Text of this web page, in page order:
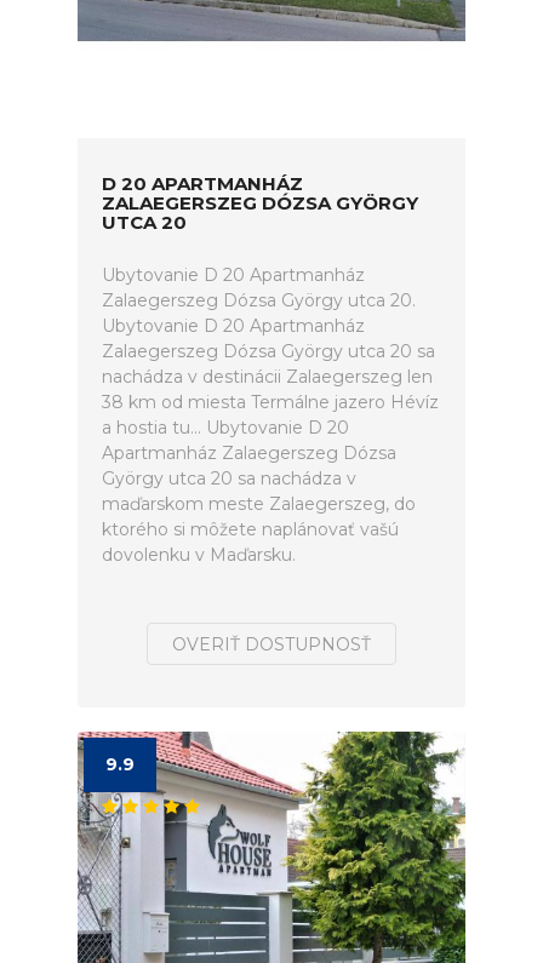
D 20 APARTMANHÁZ
ZALAEGERSZEG DÓZSA GYÖRGY
UTCA 20
Ubytovanie D 20 Apartmanház
Zalaegerszeg Dózsa György utca 20.
Ubytovanie D 20 Apartmanház
Zalaegerszeg Dózsa György utca 20 sa
nachádza v destinácii Zalaegerszeg len
38 km od miesta Termálne jazero Hévíz
a hostia tu... Ubytovanie D 20
Apartmanház Zalaegerszeg Dózsa
György utca 20 sa nachádza v
maďarskom meste Zalaegerszeg, do
ktorého si môžete naplánovať vašú
dovolenku v Maďarsku.
OVERIŤ DOSTUPNOSŤ
9.9